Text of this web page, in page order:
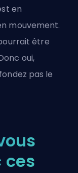
en
mouvement.
être
oui,
pas le
ces